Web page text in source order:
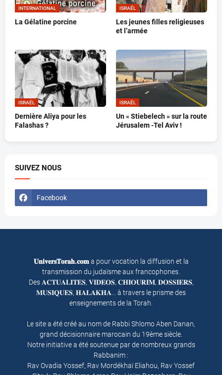
INTERNATIONAL
La Gélatine porcine
ISRAËL
Les jeunes filles religieuses
et l’armée
ISRAËL
Dernière Aliya pour les
Falashas ?
ISRAËL
Un « Stiebelech » sur la route
Jérusalem -Tel Aviv !
SUIVEZ NOUS
Facebook
𝐔𝐧𝐢𝐯𝐞𝐫𝐬𝐓𝐨𝐫𝐚𝐡.𝐜𝐨𝐦a pour vocation la diffusion et la
transmission du judaïsme aux francophones.
Des 𝐀𝐂𝐓𝐔𝐀𝐋𝐈𝐓𝐄𝐒, 𝐕𝐈𝐃𝐄𝐎𝐒, 𝐂𝐇𝐈𝐎𝐔𝐑𝐈𝐌, 𝐃𝐎𝐒𝐒𝐈𝐄𝐑𝐒,
𝐌𝐔𝐒𝐈𝐐𝐔𝐄𝐒, 𝐇𝐀𝐋𝐀𝐊𝐇𝐀… à travers le prisme des
enseignements de la Torah.
Le site a été créé au nom de Rabbi Shlomo Aben Danan,
grand décisionnaire marocain du 19ème siècle.
Notre initiative a été soutenue par de nombreux grands
Rabbanim :
Rav Ovadia Yossef, Rav Mordékhaï Eliahou, Rav Yossef